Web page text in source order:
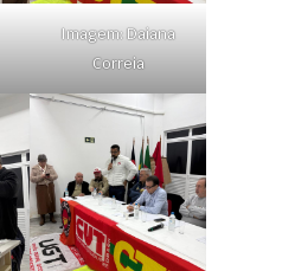
Imagem: Daiana
Correia